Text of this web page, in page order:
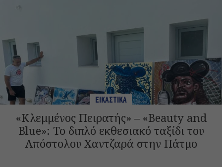
ΕΙΚΑΣΤΙΚΑ
«Κλεμμένος Πειρατής» – «Beauty and
Blue»: Το διπλό εκθεσιακό ταξίδι του
Απόστολου Χαντζαρά στην Πάτμο